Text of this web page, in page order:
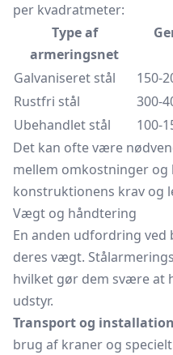
per kvadratmeter:
Type af
armeringsnet
Galvaniseret stål
150-
Rustfri stål
300-
Ubehandlet stål
100-
Det kan ofte være
mellem omkostninger
konstruktionens krav og
Vægt og håndtering
En anden udfordring
deres vægt.
hvilket gør dem svære at
udstyr.
Transport og
brug af kraner og